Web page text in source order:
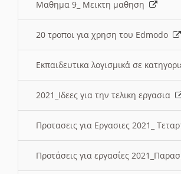
Μαθημα 9_ Μεικτη μαθηση
20 τροποι για χρηση του Edmodo
Εκπαιδευτικα λογισμικά σε
2021_Ιδεες για την τελικη εργασια
Προτασεις για Εργασιες 2021_
Προτάσεις για εργασίες